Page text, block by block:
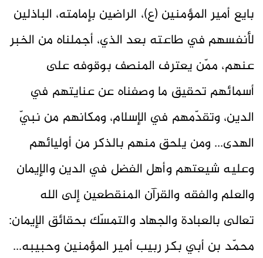
بايع أمير المؤمنين (ع)، الراضين بإمامته، الباذلين
لأنفسهم في طاعته بعد الذي، أجملناه من الخبر
عنهم، ممّن يعترف المنصف بوقوفه على
أسمائهم تحقيق ما وصفناه عن عنايتهم في
الدين، وتقدّمهم في الإسلام، ومكانهم من نبيّ
الهدى... ومن يلحق منهم بالذكر من أوليائهم
وعليه شيعتهم وأهل الفضل في الدين والإيمان
والعلم والفقه والقرآن المنقطعين إلى الله
تعالى بالعبادة والجهاد والتمسّك بحقائق الإيمان:
محمّد بن أبي بكر ربيب أمير المؤمنين وحبيبه...